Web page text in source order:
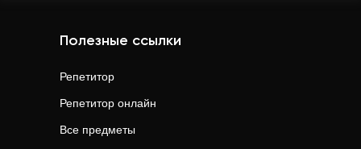
Полезные ссылки
Репетитор
Репетитор онлайн
Все предметы